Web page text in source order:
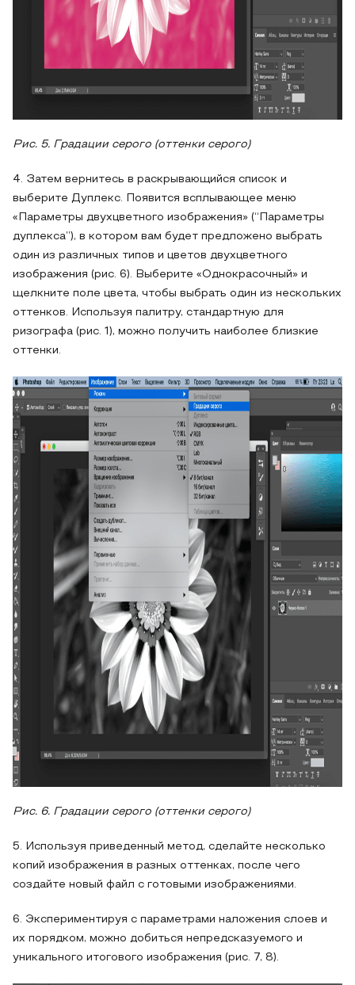
Рис. 5. Градации серого (оттенки серого)
4. Затем вернитесь в раскрывающийся список и
выберите Дуплекс. Появится всплывающее меню
«Параметры двухцветного изображения» (“Параметры
дуплекса”), в котором вам будет предложено выбрать
один из различных типов и цветов двухцветного
изображения (рис. 6). Выберите «Однокрасочный» и
щелкните поле цвета, чтобы выбрать один из нескольких
оттенков. Используя палитру, стандартную для
ризографа (рис. 1), можно получить наиболее близкие
оттенки.
Рис. 6. Градации серого (оттенки серого)
5. Используя приведенный метод, сделайте несколько
копий изображения в разных оттенках, после чего
создайте новый файл с готовыми изображениями.
6. Экспериментируя с параметрами наложения слоев и
их порядком, можно добиться непредсказуемого и
уникального итогового изображения (рис. 7, 8).